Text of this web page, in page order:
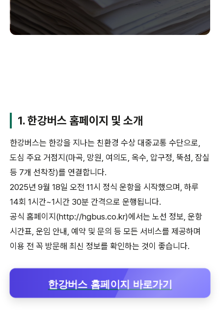
1. 한강버스 홈페이지 및 소개
한강버스는 한강을 지나는 친환경 수상 대중교통 수단으로,
도심 주요 거점지(마곡, 망원, 여의도, 옥수, 압구정, 뚝섬, 잠실
등 7개 선착장)를 연결합니다.
2025년 9월 18일 오전 11시 정식 운항을 시작했으며, 하루
14회 1시간~1시간 30분 간격으로 운행됩니다.
공식 홈페이지(http://hgbus.co.kr)에서는 노선 정보, 운항
시간표, 운임 안내, 예약 및 문의 등 모든 서비스를 제공하며
이용 전 꼭 방문해 최신 정보를 확인하는 것이 좋습니다.
한강버스 홈페이지 바로가기